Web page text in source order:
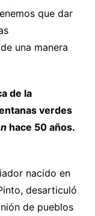
que dar
una manera
de la
verdes
hace 50 años.
nacido en
desarticuló
de pueblos